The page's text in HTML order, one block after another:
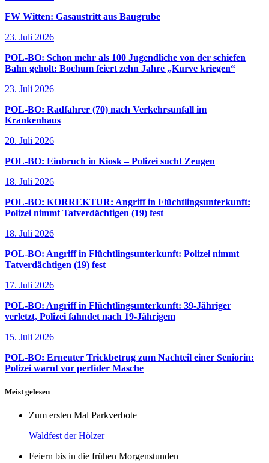
FW Witten: Gasaustritt aus Baugrube
23. Juli 2026
POL-BO: Schon mehr als 100 Jugendliche von der schiefen
Bahn geholt: Bochum feiert zehn Jahre „Kurve kriegen“
23. Juli 2026
POL-BO: Radfahrer (70) nach Verkehrsunfall im
Krankenhaus
20. Juli 2026
POL-BO: Einbruch in Kiosk – Polizei sucht Zeugen
18. Juli 2026
POL-BO: KORREKTUR: Angriff in Flüchtlingsunterkunft:
Polizei nimmt Tatverdächtigen (19) fest
18. Juli 2026
POL-BO: Angriff in Flüchtlingsunterkunft: Polizei nimmt
Tatverdächtigen (19) fest
17. Juli 2026
POL-BO: Angriff in Flüchtlingsunterkunft: 39-Jähriger
verletzt, Polizei fahndet nach 19-Jährigem
15. Juli 2026
POL-BO: Erneuter Trickbetrug zum Nachteil einer Seniorin:
Polizei warnt vor perfider Masche
Meist gelesen
Zum ersten Mal Parkverbote
Waldfest der Hölzer
Feiern bis in die frühen Morgenstunden